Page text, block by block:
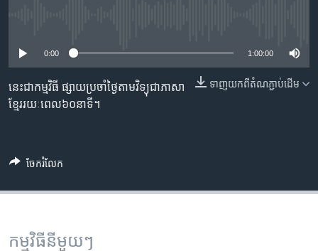
រចនា
សម្ព័ន្ធ​
រំលង​
កាន់​
កម្មវិធីទាំងអស់
Khmer English
ភាសា
0:00 1:00:00
ទាញ​យក​ពី​តំណភ្ជាប់​ដើម
នេះជាកម្មវិធី ផ្សាយប្រចាំថ្ងៃតាមវិទ្យុជាភាសា
ខ្មែររយៈពេល៦០នាទី។
ចែករំលែក
កម្មវិធី​នីមួយៗ